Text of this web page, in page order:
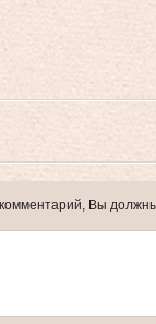
комментарий, Вы